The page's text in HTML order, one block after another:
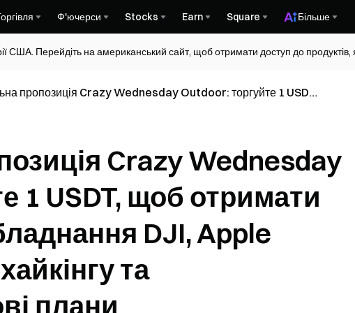
Ф'ючерси Stocks Earn Square Більше
США. Перейдіть на американський сайт, щоб отримати доступ до продуктів,
пропозиція Crazy Wednesday Outdoor: торгуйте 1 USDT,
Crazy Wednesday
1 USDT, щоб отримати
DJI, Apple
та
плани